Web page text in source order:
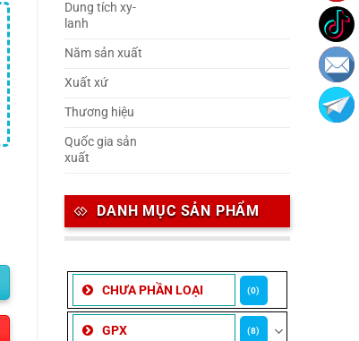
Dung tích xy-
lanh
Năm sản xuất
Xuất xứ
Thương hiệu
Quốc gia sản
xuất
DANH MỤC SẢN PHẨM
CHƯA PHẦN LOẠI (0)
GPX (8)